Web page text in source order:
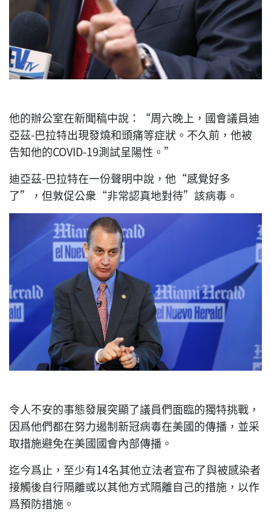
他的辦公室在新聞稿中說：“周六晚上，國會議員迪
亞茲-巴拉特出現發燒和頭痛等症狀。不久前，他被
告知他的COVID-19測試呈陽性。”
迪亞茲-巴拉特在一份聲明中說，他“感覺好多
了”，但敦促公衆“非常認真地對待”該病毒。
令人不安的事態發展突顯了議員們面臨的獨特挑戰，
因爲他們都在努力遏制新冠病毒在美國的傳播，並采
取措施避免在美國國會內部傳播。
迄今爲止，至少有14名其他立法者宣布了與被感染者
接觸後自行隔離或以其他方式隔離自己的措施，以作
爲預防措施。